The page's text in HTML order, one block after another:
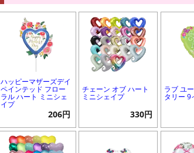
ハッピーマザーズデイ
ペインテッド フロー
ラル ハート ミニシェ
イプ
206円
チェーン オブ ハート
ミニシェイプ
330円
ラブ ユ
タリー 9